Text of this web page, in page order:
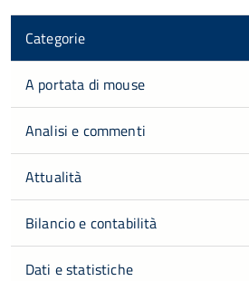
Categorie
A portata di mouse
Analisi e commenti
Attualità
Bilancio e contabilità
Dati e statistiche